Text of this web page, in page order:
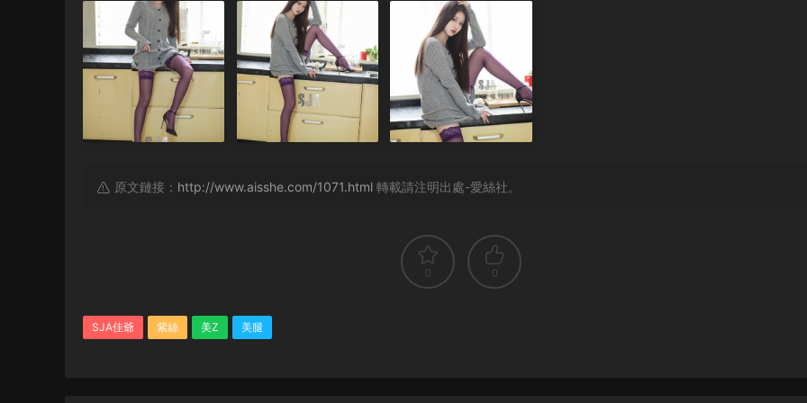
原文鏈接： http://www.aisshe.com/1071.html 轉載請注明出處-愛絲社。
0 0
SJA佳爺 紫絲 美Z 美腿